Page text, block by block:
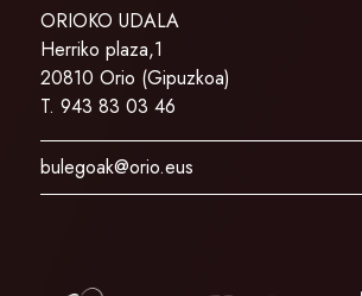
ORIOKO UDALA
Herriko plaza,1
20810 Orio (Gipuzkoa)
T. 943 83 03 46
bulegoak@orio.eus